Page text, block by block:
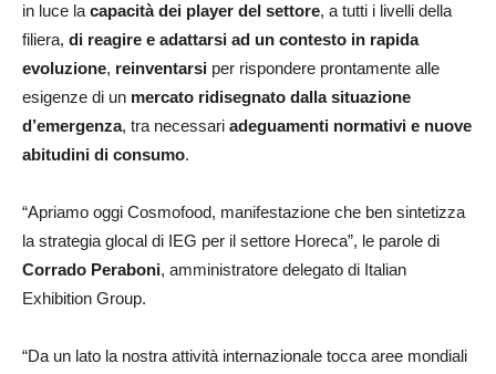
in luce la capacità dei player del settore, a tutti i livelli della
filiera, di reagire e adattarsi ad un contesto in rapida
evoluzione, reinventarsi per rispondere prontamente alle
esigenze di un mercato ridisegnato dalla situazione
d’emergenza, tra necessari adeguamenti normativi e nuove
abitudini di consumo.
“Apriamo oggi Cosmofood, manifestazione che ben sintetizza
la strategia glocal di IEG per il settore Horeca”, le parole di
Corrado Peraboni, amministratore delegato di Italian
Exhibition Group.
“Da un lato la nostra attività internazionale tocca aree mondiali